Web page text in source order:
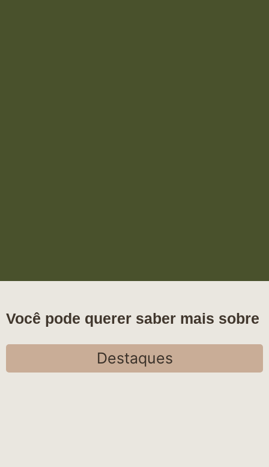
Você pode querer saber mais sobre
Destaques